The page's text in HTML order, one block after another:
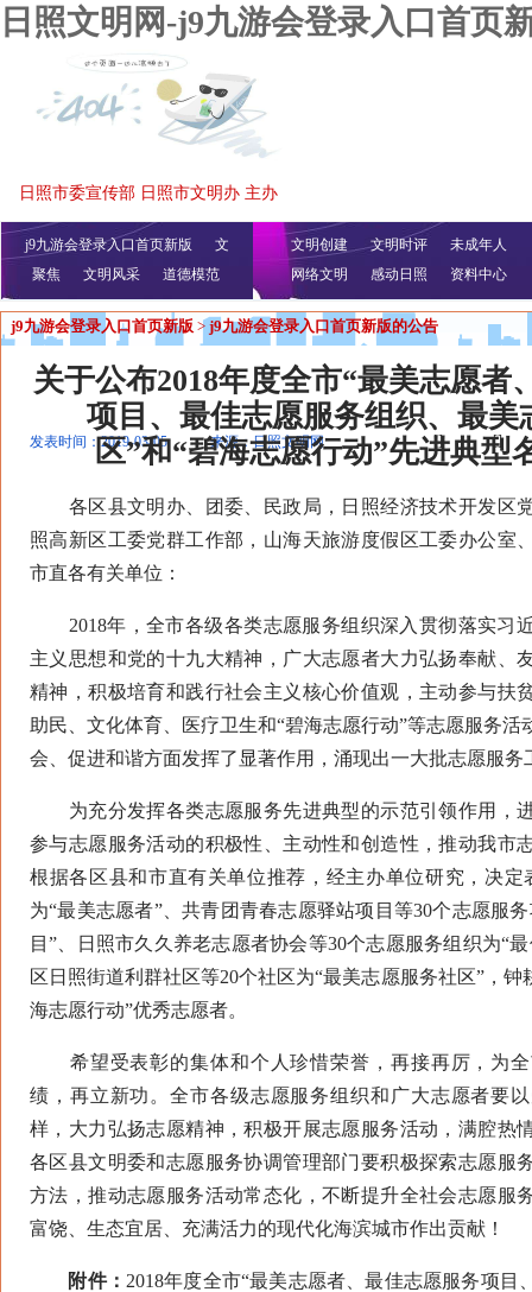
日照文明网-j9九游会登录入口首页
日照市委宣传部 日照市文明办 主办
j9九游会登录入口首页新版
文
明播报
公益视频
聚焦 文明风采 道德模范
文明创建 文明时评
未成年人
网络文明
感动日照 资料中心
j9九游会登录入口首页新版 > j9九游会登录入口首页新版的公告
关于公布2018年度全市“最美志愿者
项目、最佳志愿服务组织、最美
区”和“碧海志愿行动”先进典型
发表时间：2019-03-05 来源：日照文明网 [] []
各区县文明办、团委、民政局，日照经济技术开发区
照高新区工委党群工作部，山海天旅游度假区工委办公室
市直各有关单位：
2018年，全市各级各类志愿服务组织深入贯彻落实习
主义思想和党的十九大精神，广大志愿者大力弘扬奉献、
精神，积极培育和践行社会主义核心价值观，主动参与扶
助民、文化体育、医疗卫生和“碧海志愿行动”等志愿服务活
会、促进和谐方面发挥了显著作用，涌现出一大批志愿服务
为充分发挥各类志愿服务先进典型的示范引领作用，
参与志愿服务活动的积极性、主动性和创造性，推动我市
根据各区县和市直有关单位推荐，经主办单位研究，决定
为“最美志愿者”、共青团青春志愿驿站项目等30个志愿服
目”、日照市久久养老志愿者协会等30个志愿服务组织为“
区日照街道利群社区等20个社区为“最美志愿服务社区”，钟
海志愿行动”优秀志愿者。
希望受表彰的集体和个人珍惜荣誉，再接再厉，为全
绩，再立新功。全市各级志愿服务组织和广大志愿者要
样，大力弘扬志愿精神，积极开展志愿服务活动，满腔热
各区县文明委和志愿服务协调管理部门要积极探索志愿服
方法，推动志愿服务活动常态化，不断提升全社会志愿服
富饶、生态宜居、充满活力的现代化海滨城市作出贡献！
附件： 2018年度全市“最美志愿者、最佳志愿服务项目